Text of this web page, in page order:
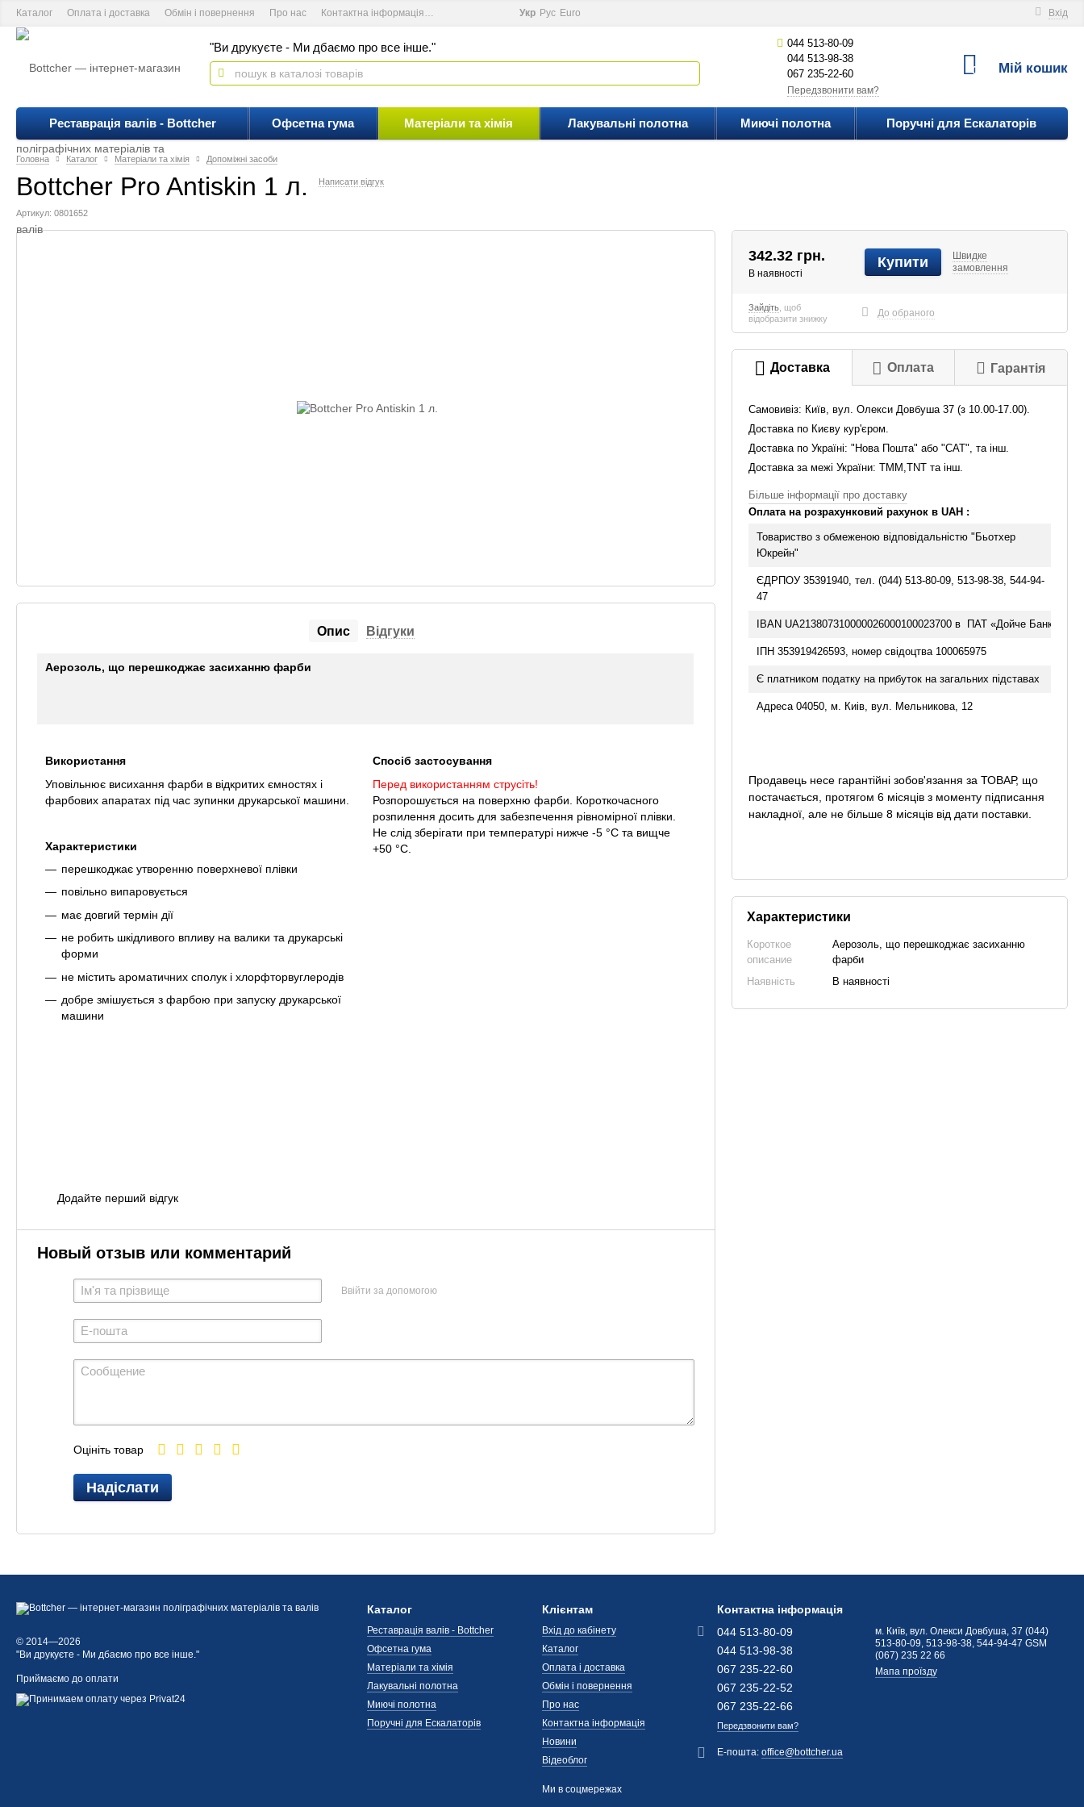
Каталог Оплата і доставка Обмін і повернення Про нас Контактна інформація Відеоблог Вхід
Укр Рус Еuro
"Ви друкуєте - Ми дбаємо про все інше."
044 513-80-09
044 513-98-38
067 235-22-60
Передзвонити вам?
0 Мій кошик
Реставрація валів - Bottcher Офсетна гума Матеріали та хімія Лакувальні полотна Миючі полотна Поручні для Ескалаторів
Головна Каталог Матеріали та хімія Допоміжні засоби
Bottcher Pro Antiskin 1 л. Написати відгук
Артикул: 0801652
Опис Відгуки
Аерозоль, що перешкоджає засиханню фарби
Використання
Уповільнює висихання фарби в відкритих ємностях і
фарбових апаратах під час зупинки друкарської машини.
Характеристики
перешкоджає утворенню поверхневої плівки
повільно випаровується
має довгий термін дії
не робить шкідливого впливу на валики та друкарські
форми
не містить ароматичних сполук і хлорфторвуглеродів
добре змішується з фарбою при запуску друкарської
машини
Спосіб застосування
Перед використанням струсіть!
Розпорошується на поверхню фарби. Короткочасного
розпилення досить для забезпечення рівномірної плівки.
Не слід зберігати при температурі нижче -5 °С та вищче
+50 °С
Додайте перший відгук
Новый отзыв или комментарий
Ввійти за допомогою
Оцініть товар
Надіслати
342.32грн.
В наявності
Купити
Швидке
замовлення
Зайдіть, щоб
відобразити знижку
До обраного
Доставка Оплата Гарантія
Самовивіз: Київ, вул. Олекси Довбуша 37 (з 10.00-17.00).
Доставка по Києву кур'єром.
Доставка по Україні: "Нова Пошта" або "САТ", та інш.
Доставка за межі України: TMM,TNT та інш.
Більше інформації про доставку
Оплата на розрахунковий рахунок в UAH :
Товариство з обмеженою відповідальністю "Бьотхер
Юкрейн"
ЄДРПОУ 35391940, тел. (044) 513-80-09, 513-98-38, 544-94-
47
IBAN UA213807310000026000100023700 в ПАТ «Дойче Банк
ІПН 353919426593, номер свідоцтва 100065975
Є платником податку на прибуток на загальних підставах
Адреса 04050, м. Киів, вул. Мельникова, 12
Продавець несе гарантійні зобов'язання за ТОВАР, що
постачається, протягом 6 місяців з моменту підписання
накладної, але не більше 8 місяців від дати поставки.
Характеристики
Короткое
описание
Аерозоль, що перешкоджає засиханню
фарби
Наявність
В наявності
© 2014—2026
"Ви друкуєте - Ми дбаємо про все інше."
Приймаємо до оплати
Каталог
Реставрація валів - Bottcher
Офсетна гума
Матеріали та хімія
Лакувальні полотна
Миючі полотна
Поручні для Ескалаторів
Клієнтам
Вхід до кабінету
Каталог
Оплата і доставка
Обмін і повернення
Про нас
Контактна інформація
Новини
Відеоблог
Ми в соцмережах
Контактна інформація
044 513-80-09
044 513-98-38
067 235-22-60
067 235-22-52
067 235-22-66
Передзвонити вам?
м. Київ, вул. Олекси Довбуша, 37 (044)
513-80-09, 513-98-38, 544-94-47 GSM
(067) 235 22 66
Мапа проїзду
Е-пошта:office@bottcher.ua